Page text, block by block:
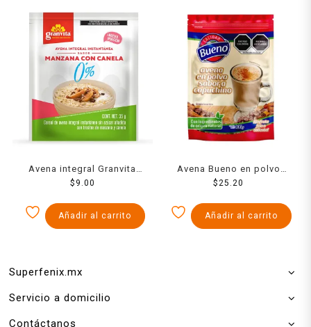
Avena integral Granvita
instantánea sabor
$ 9.00
Añadir al carrito
Avena Bueno en polvo
sabor capuchino 400 g
$25.20
Añadir al carrito
Superfenix.mx
Servicio a domicilio
Contáctanos